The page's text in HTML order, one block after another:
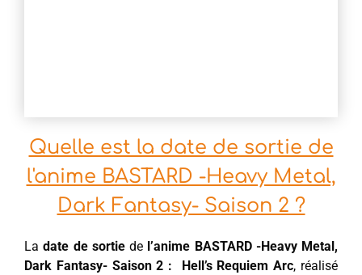
Quelle est la date de sortie de
l'anime BASTARD -Heavy Metal,
Dark Fantasy- Saison 2 ?
Ladate de sortiede l’anime BASTARD -Heavy Metal,
Dark Fantasy- Saison 2 : Hell’s Requiem Arc, réalisé